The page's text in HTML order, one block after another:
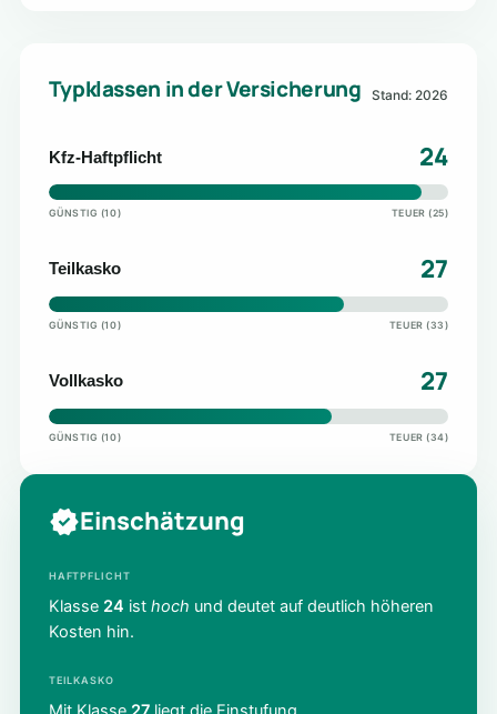
Typklassen in der Versicherung Stand: 2026
Kfz-Haftpflicht 24
GÜNSTIG (10) TEUER (25)
Teilkasko 27
GÜNSTIG (10) TEUER (33)
Vollkasko 27
GÜNSTIG (10) TEUER (34)
Einschätzung
HAFTPFLICHT
Klasse 24 ist hoch und deutet auf deutlich höheren
Kosten hin.
TEILKASKO